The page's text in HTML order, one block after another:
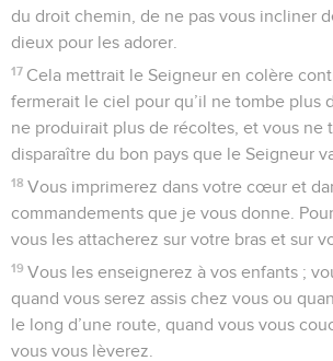
du droit chemin, de ne pas vous incliner
dieux pour les adorer.
17 Cela mettrait le Seigneur en colère
fermerait le ciel pour qu’il ne tombe plus
ne produirait plus de récoltes, et vous ne
disparaître du bon pays que le Seigneur
18 Vous imprimerez dans votre cœur et
commandements que je vous donne.
vous les attacherez sur votre bras et sur
19 Vous les enseignerez à vos enfants ;
quand vous serez assis chez vous ou
le long d’une route, quand vous vous
vous vous lèverez.